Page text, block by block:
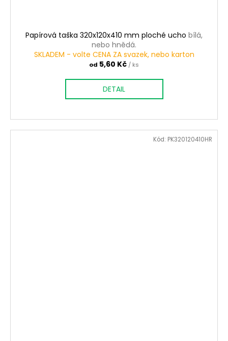
Papírová taška 320x120x410 mm ploché ucho bílá,
nebo hnědá.
SKLADEM - volte CENA ZA svazek, nebo karton
od 5,60 Kč / ks
DETAIL
Kód: PK320120410HR